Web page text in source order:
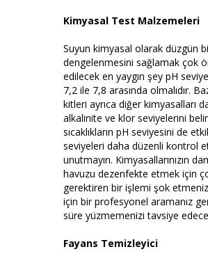
Kimyasal Test Malzemeleri
Suyun kimyasal olarak düzgün
dengelenmesini sağlamak çok
edilecek en yaygın şey pH
7,2 ile 7,8 arasında olmalıdır.
kitleri ayrıca diğer kimyasalları
alkalinite ve klor seviyelerini
sıcaklıkların pH seviyesini de
seviyeleri daha düzenli kontrol
unutmayın. Kimyasallarınızın
havuzu dezenfekte etmek için
gerektiren bir işlemi şok
için bir profesyonel aramanız
süre yüzmemenizi tavsiye
Fayans Temizleyici